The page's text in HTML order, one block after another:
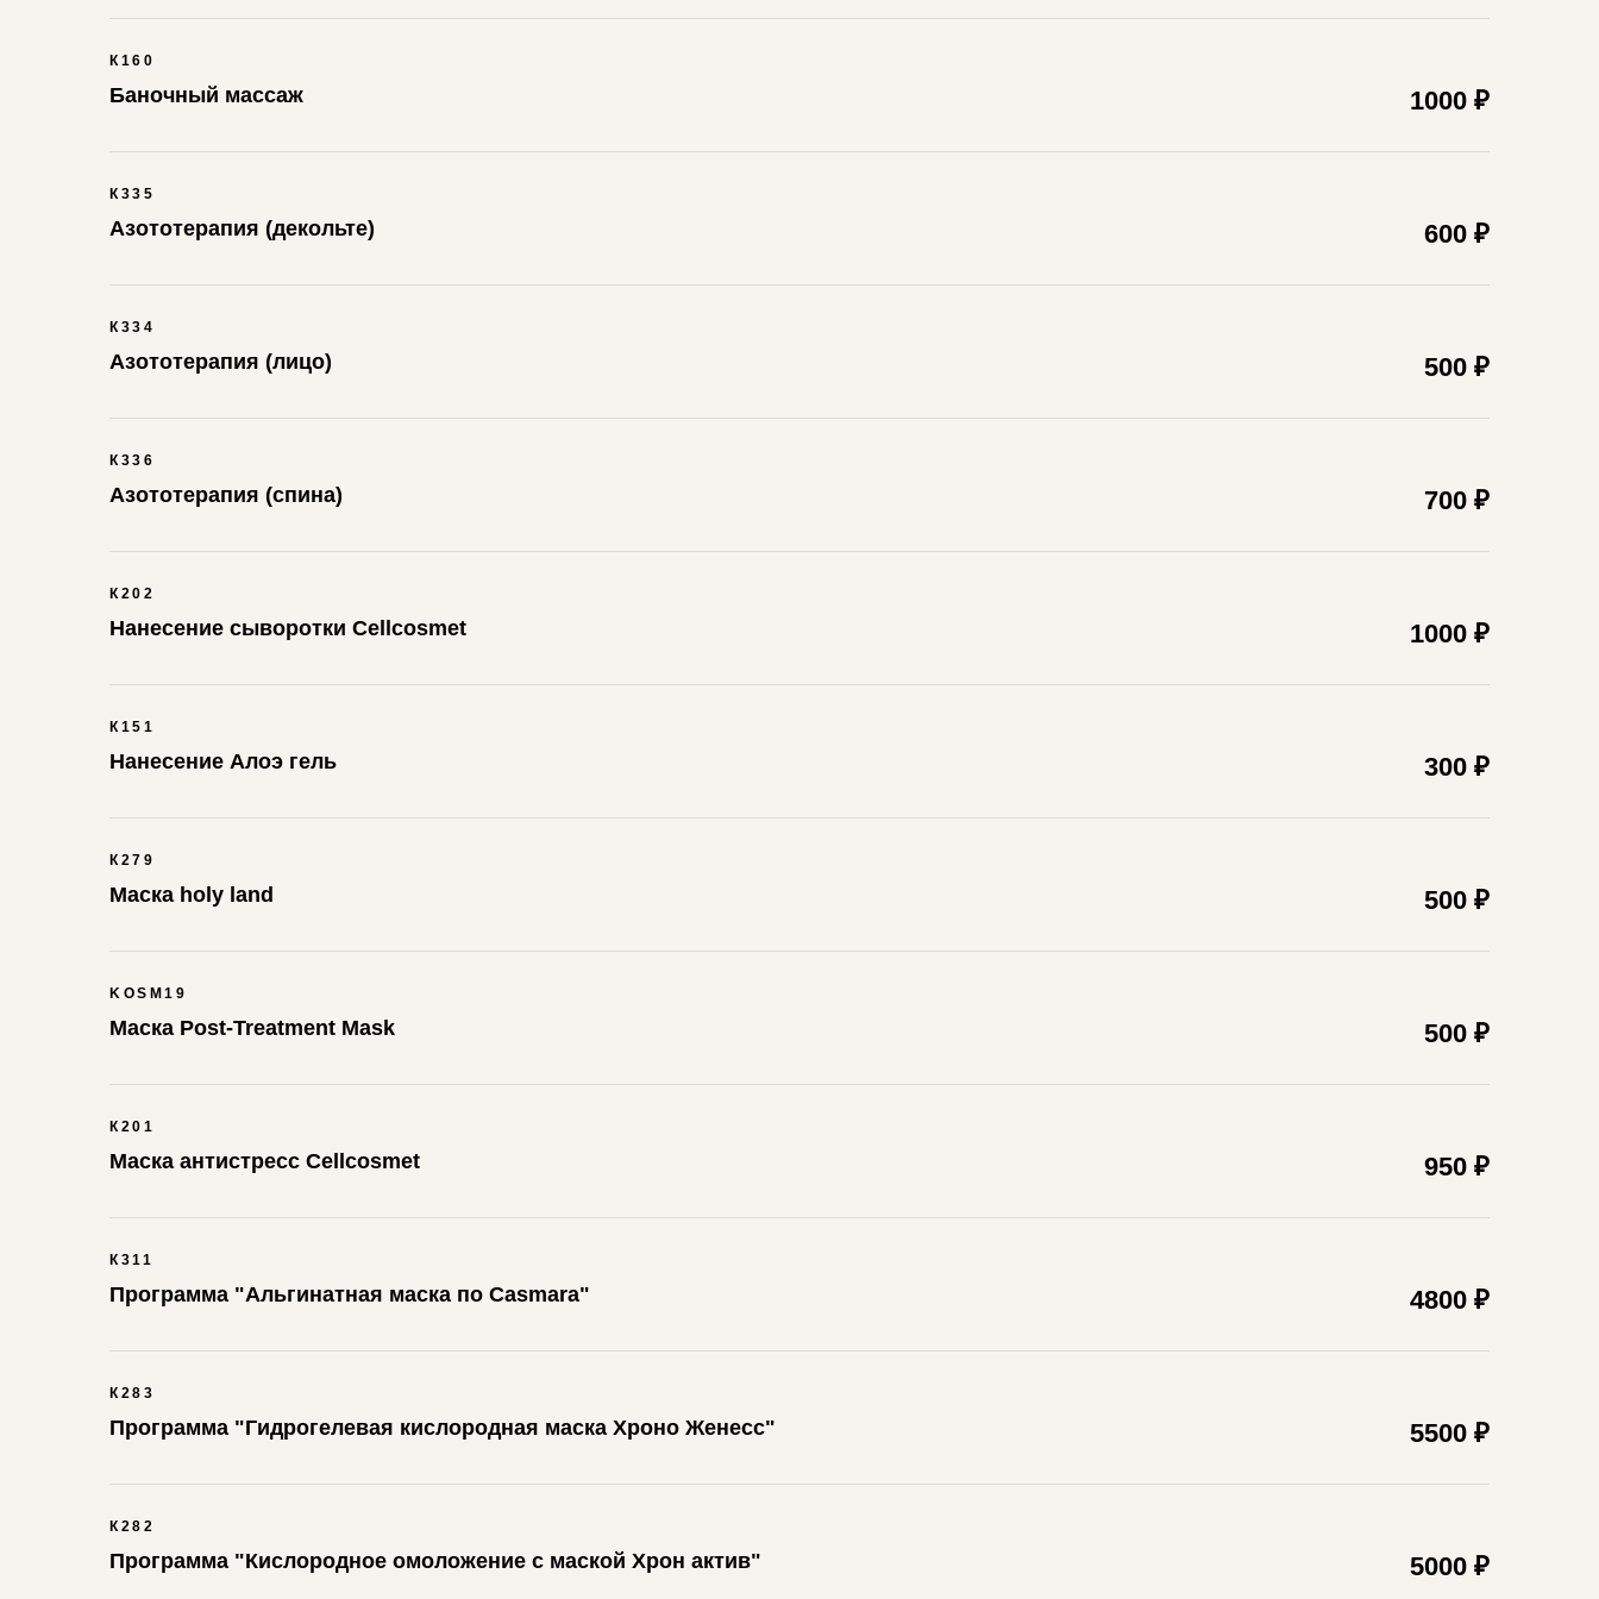
К160
Баночный массаж 1000 ₽
К335
Азототерапия (декольте) 600 ₽
К334
Азототерапия (лицо) 500 ₽
К336
Азототерапия (спина) 700 ₽
К202
Нанесение сыворотки Cellcosmet 1000 ₽
К151
Нанесение Алоэ гель 300 ₽
К279
Маска holy land 500 ₽
KOSM19
Маска Post-Treatment Mask 500 ₽
К201
Маска антистресс Cellcosmet 950 ₽
К311
Программа "Альгинатная маска по Casmara" 4800 ₽
К283
Программа "Гидрогелевая кислородная маска Хроно Женесс" 5500 ₽
К282
Программа "Кислородное омоложение с маской Хрон актив" 5000 ₽